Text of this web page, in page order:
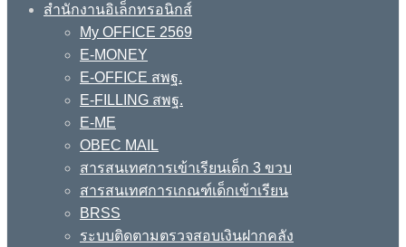
สำนักงานอิเล็กทรอนิกส์
My OFFICE 2569
E-MONEY
E-OFFICE สพฐ.
E-FILLING สพฐ.
E-ME
OBEC MAIL
สารสนเทศการเข้าเรียนเด็ก 3 ขวบ
สารสนเทศการเกณฑ์เด็กเข้าเรียน
BRSS
ระบบติดตามตรวจสอบเงินฝากคลัง